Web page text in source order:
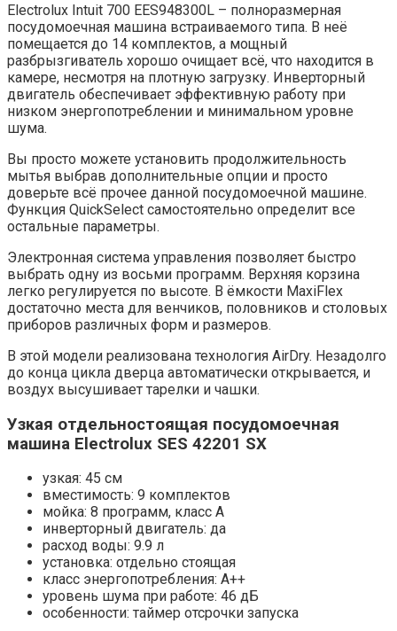
Electrolux Intuit 700 EES948300L – полноразмерная
посудомоечная машина встраиваемого типа. В неё
помещается до 14 комплектов, а мощный
разбрызгиватель хорошо очищает всё, что находится в
камере, несмотря на плотную загрузку. Инверторный
двигатель обеспечивает эффективную работу при
низком энергопотреблении и минимальном уровне
шума.
Вы просто можете установить продолжительность
мытья выбрав дополнительные опции и просто
доверьте всё прочее данной посудомоечной машине.
Функция QuickSelect самостоятельно определит все
остальные параметры.
Электронная система управления позволяет быстро
выбрать одну из восьми программ. Верхняя корзина
легко регулируется по высоте. В ёмкости MaxiFlex
достаточно места для венчиков, половников и столовых
приборов различных форм и размеров.
В этой модели реализована технология AirDry. Незадолго
до конца цикла дверца автоматически открывается, и
воздух высушивает тарелки и чашки.
Узкая отдельностоящая посудомоечная
машина Electrolux SES 42201 SX
узкая: 45 см
вместимость: 9 комплектов
мойка: 8 программ, класс A
инверторный двигатель: да
расход воды: 9.9 л
установка: отдельно стоящая
класс энергопотребления: A++
уровень шума при работе: 46 дБ
особенности: таймер отсрочки запуска